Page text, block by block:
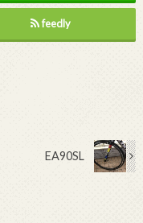
feedly
EA90SL